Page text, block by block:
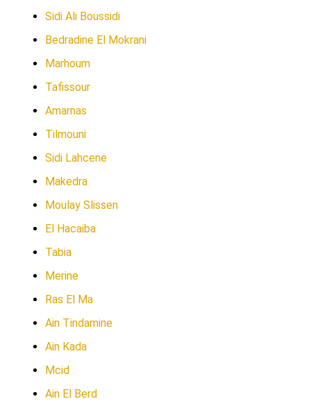
Sidi Ali Boussidi
Bedradine El Mokrani
Marhoum
Tafissour
Amarnas
Tilmouni
Sidi Lahcene
Makedra
Moulay Slissen
El Hacaiba
Tabia
Merine
Ras El Ma
Ain Tindamine
Ain Kada
Mcid
Ain El Berd